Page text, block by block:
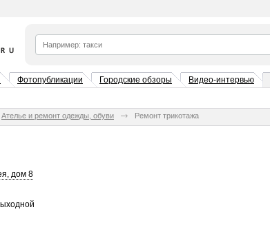
Фотопубликации Городские обзоры Видео-интервью
Ателье и ремонт одежды, обуви Ремонт трикотажа
дом 8